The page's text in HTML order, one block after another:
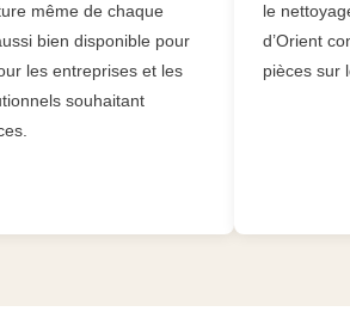
même de chaque
bien disponible pour
les entreprises et les
souhaitant
le
d’Orient
pièces sur